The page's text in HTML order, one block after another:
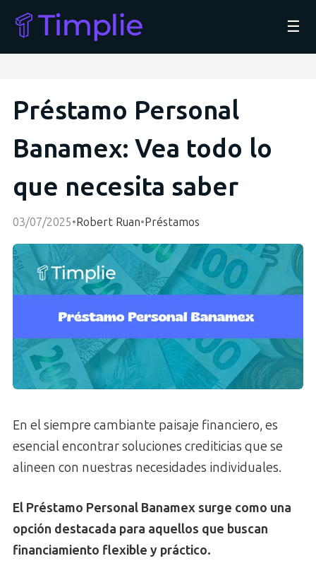
☰
Préstamo Personal
Banamex: Vea todo lo
que necesita saber
03/07/2025•Robert Ruan•Préstamos
En el siempre cambiante paisaje financiero, es
esencial encontrar soluciones crediticias que se
alineen con nuestras necesidades individuales.
El Préstamo Personal Banamex surge como una
opción destacada para aquellos que buscan
financiamiento flexible y práctico.